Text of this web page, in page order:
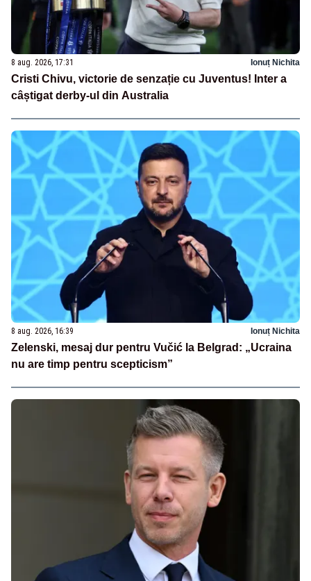
8 aug. 2026, 17:31 Ionuț Nichita
Cristi Chivu, victorie de senzație cu Juventus! Inter a
câștigat derby-ul din Australia
8 aug. 2026, 16:39 Ionuț Nichita
Zelenski, mesaj dur pentru Vučić la Belgrad: „Ucraina
nu are timp pentru scepticism”